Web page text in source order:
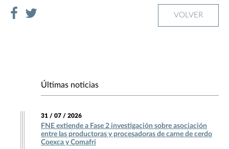
VOLVER
Últimas noticias
31 / 07 / 2026
FNE extiende a Fase 2 investigación sobre asociación
entre las productoras y procesadoras de carne de cerdo
Coexca y Comafri